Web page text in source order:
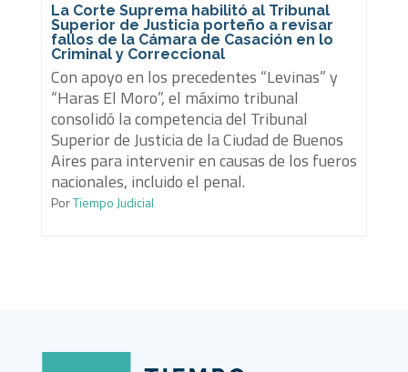
La Corte Suprema habilitó al Tribunal
Superior de Justicia porteño a revisar
fallos de la Cámara de Casación en lo
Criminal y Correccional
Con apoyo en los precedentes “Levinas” y
“Haras El Moro”, el máximo tribunal
consolidó la competencia del Tribunal
Superior de Justicia de la Ciudad de Buenos
Aires para intervenir en causas de los fueros
nacionales, incluido el penal.
PorTiempo Judicial